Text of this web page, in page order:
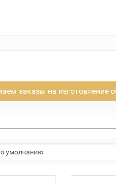
заказы на изготовление